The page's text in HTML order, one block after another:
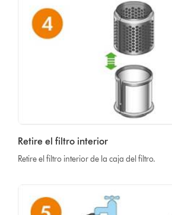
Retire el filtro interior
Retire el filtro interior de la caja del filtro.